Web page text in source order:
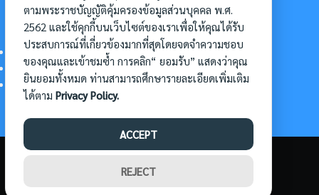
อื่นๆ
การเข้าศึกษาต่อ
ดาวน์โหลดแบบฟอร์ม
การบริหารจัดการโครงการ
ตามพระราชบัญญัติคุ้มครองข้อมูลส่วนบุคคล พ.ศ.
2562 และใช้คุกกี้บนเว็บไซต์ของเราเพื่อให้คุณได้รับ
ประสบการณ์ที่เกี่ยวข้องมากที่สุดโดยจดจำความชอบ
ของคุณและเข้าชมซ้ำ การคลิก“ ยอมรับ” แสดงว่าคุณ
ยินยอมทั้งหมด ท่านสามารถศึกษารายละเอียดเพิ่มเติม
ได้ตาม Privacy Policy.
ACCEPT
REJECT